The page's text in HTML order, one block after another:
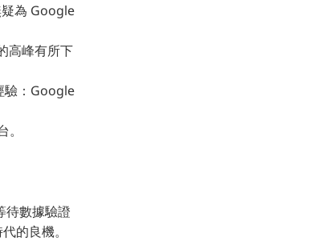
為 Google
高峰有所下
驗：Google
待數據驗證
的良機。